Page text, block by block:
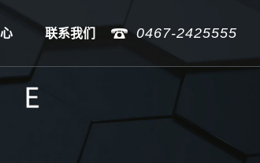
联系我们 0467-2425555